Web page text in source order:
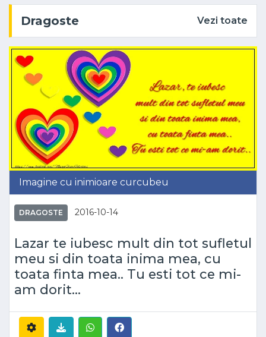
Dragoste Vezi toate
Imagine cu inimioare curcubeu
DRAGOSTE 2016-10-14
Lazar te iubesc mult din tot sufletul
meu si din toata inima mea, cu
toata finta mea.. Tu esti tot ce mi-
am dorit...